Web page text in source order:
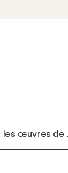
œuvres de